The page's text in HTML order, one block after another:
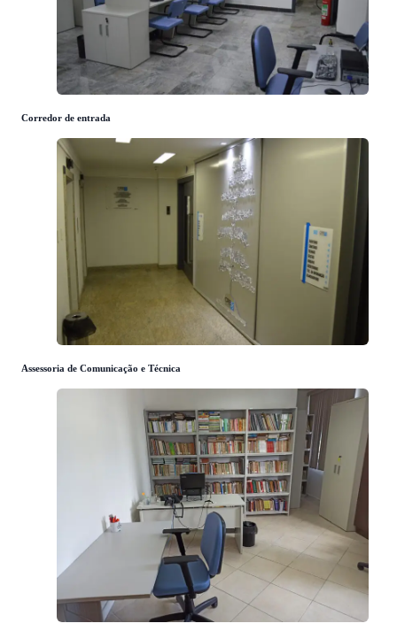
Corredor de entrada
Assessoria de Comunicação e Técnica